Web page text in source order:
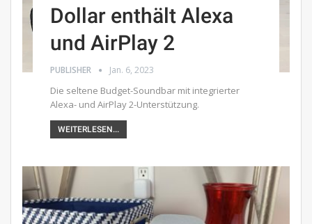
Dollar enthält Alexa
und AirPlay 2
PUBLISHER Jan. 6, 2023
Die seltene Budget-Soundbar mit integrierter
Alexa- und AirPlay 2-Unterstützung.
WEITERLESEN...